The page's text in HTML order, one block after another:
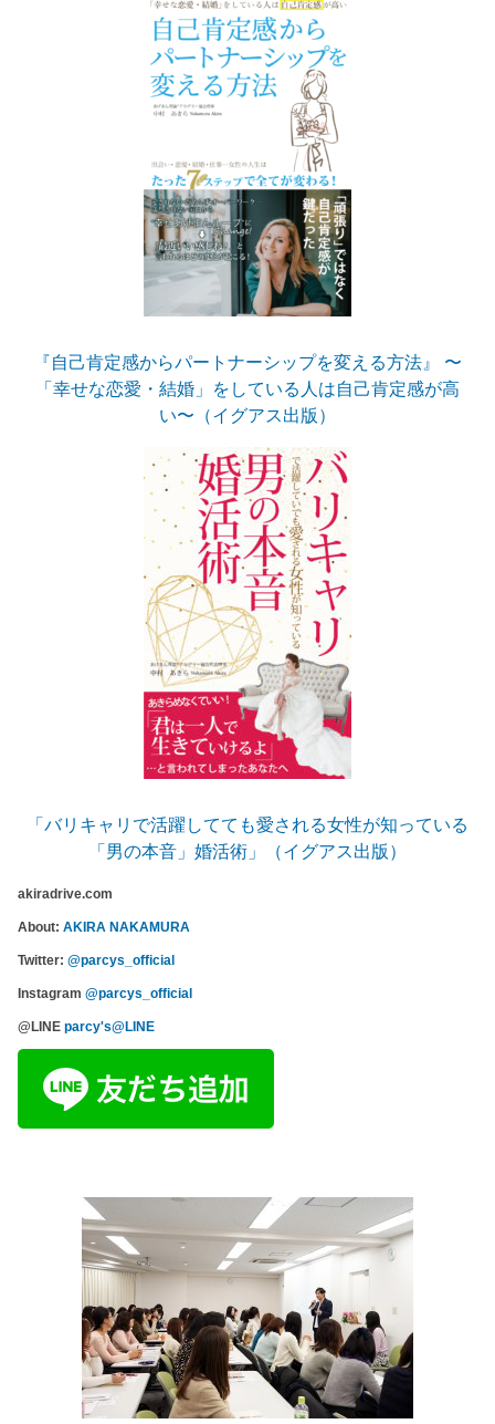
『自己肯定感からパートナーシップを変える方法』 〜
「幸せな恋愛・結婚」をしている人は自己肯定感が高
い〜（イグアス出版）
「バリキャリで活躍してても愛される女性が知っている
「男の本音」婚活術」（イグアス出版）
akiradrive.com
About:AKIRA NAKAMURA
Twitter:@parcys_official
Instagram@parcys_official
@LINEparcy's@LINE